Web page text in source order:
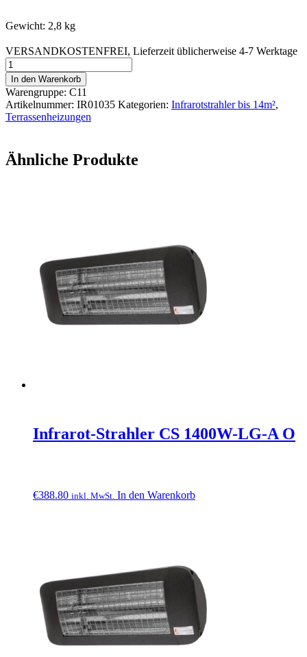
Gewicht: 2,8 kg
VERSANDKOSTENFREI, Lieferzeit üblicherweise 4-7 Werktage
Infrarot-
Strahler
CS
2000W-
LG-
T
Menge
In den Warenkorb
Warengruppe: C11
Artikelnummer: IR01035 Kategorien: Infrarotstrahler bis 14m²,
Terrassenheizungen
Ähnliche Produkte
Infrarot-Strahler CS 1400W-LG-A O
€388.80 inkl. MwSt. In den Warenkorb